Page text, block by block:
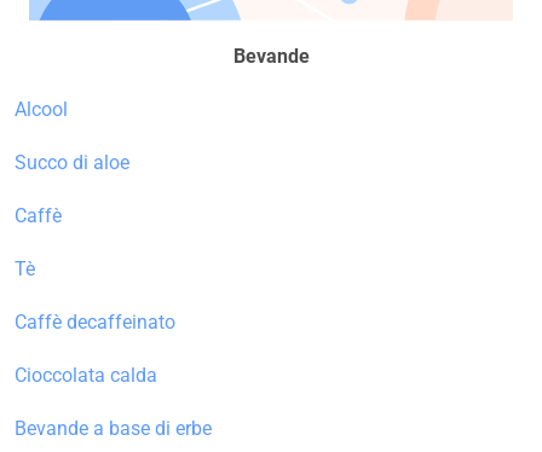
Bevande
Alcool
Succo di aloe
Caffè
Tè
Caffè decaffeinato
Cioccolata calda
Bevande a base di erbe